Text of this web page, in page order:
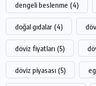
dengeli beslenme (4)
doğal gıdalar (4)
döviz fiyatları (5)
döviz piyasası (5)